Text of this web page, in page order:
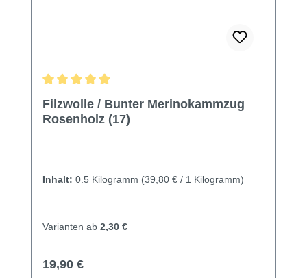
Filzwolle / Bunter Merinokammzug
Rosenholz (17)
Inhalt: 0.5 Kilogramm (39,80 € / 1 Kilogramm)
Varianten ab 2,30 €
Regulärer Preis:
19,90 €